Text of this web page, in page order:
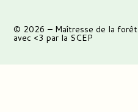
© 2026 – Maîtresse de la forêt
avec <3 par la SCEP